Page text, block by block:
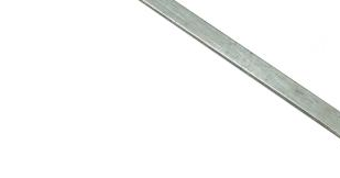
sind alle bleifreien Legierungen während des
beige Spezifikationsanforderung Bellcore TR-
SN100 SnCu0.7Ni(P) 1.0mm 0.25Kg bleifreies